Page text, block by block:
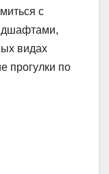
с
видах
прогулки по